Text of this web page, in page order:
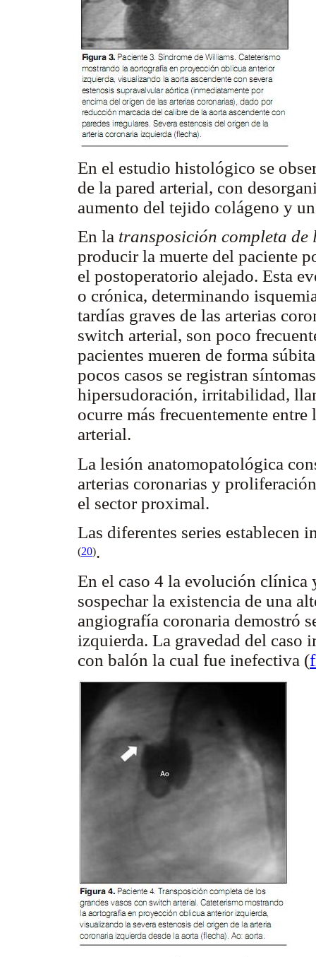
En el estudio histológico se
de la pared arterial, con
aumento del tejido colágeno y
En la transposición completa
producir la muerte del paciente
el postoperatorio alejado. Esta
o crónica, determinando
tardías graves de las arterias
switch arterial, son poco
pacientes mueren de forma
pocos casos se registran
hipersudoración, irritabilidad,
ocurre más frecuentemente
arterial.
La lesión anatomopatológica
arterias coronarias y
el sector proximal.
Las diferentes series establecen
(20).
En el caso 4 la evolución clínica
sospechar la existencia de una
angiografía coronaria demostró
izquierda. La gravedad del
con balón la cual fue inefectiva (